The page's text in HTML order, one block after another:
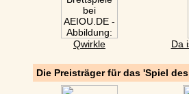
Qwirkle Da
Die Preisträger für das 'Spiel